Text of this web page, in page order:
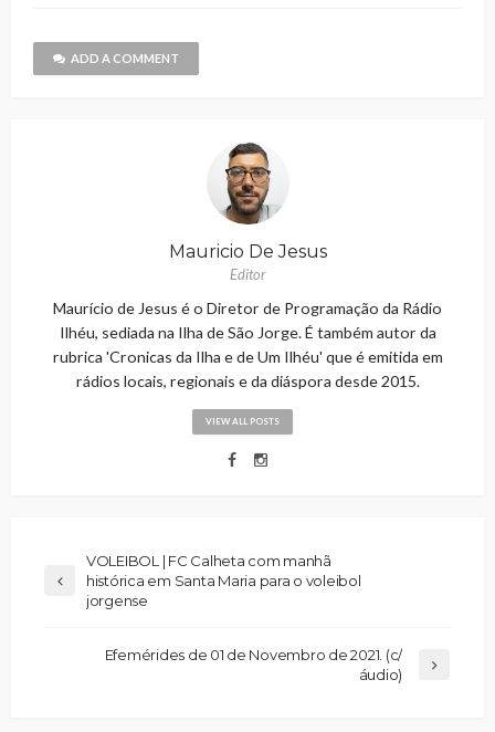
ADD A COMMENT
Mauricio De Jesus
Editor
Maurício de Jesus é o Diretor de Programação da Rádio
Ilhéu, sediada na Ilha de São Jorge. É também autor da
rubrica 'Cronicas da Ilha e de Um Ilhéu' que é emitida em
rádios locais, regionais e da diáspora desde 2015.
VIEW ALL POSTS
VOLEIBOL | FC Calheta com manhã
histórica em Santa Maria para o voleibol
jorgense
Efemérides de 01 de Novembro de 2021. (c/
áudio)